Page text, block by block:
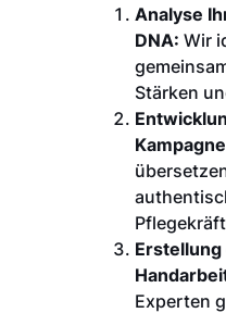
Analyse
DNA: Wir
Stärken
Erstellung
Experten